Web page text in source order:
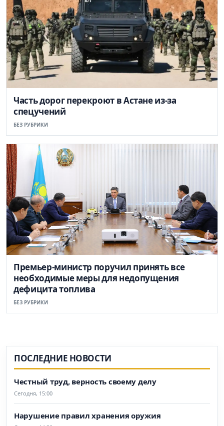
Часть дорог перекроют в Астане из-за
спецучений
БЕЗ РУБРИКИ
Премьер-министр поручил принять все
необходимые меры для недопущения
дефицита топлива
БЕЗ РУБРИКИ
ПОСЛЕДНИЕ НОВОСТИ
Честный труд, верность своему делу
Сегодня, 15:00
Нарушение правил хранения оружия